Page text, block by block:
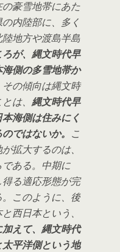
豪雪地帯にあた
内陸部に、多く
地方や渡島半島
ろが、縄文時代早
側の多雪地帯か
その傾向は縄文時
は、 縄文時代早
海側は住みにく
ではないか。 こ
拡大するのは、
ある。中期に
る適応形態が完
このように、後
西日本という、
えて、縄文時代
平洋側という地